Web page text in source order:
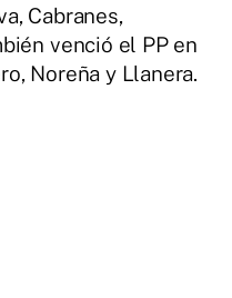
Cabranes,
venció el PP en
Noreña y Llanera.